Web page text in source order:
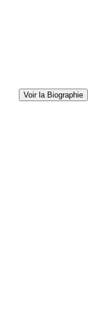
Voir la Biographie